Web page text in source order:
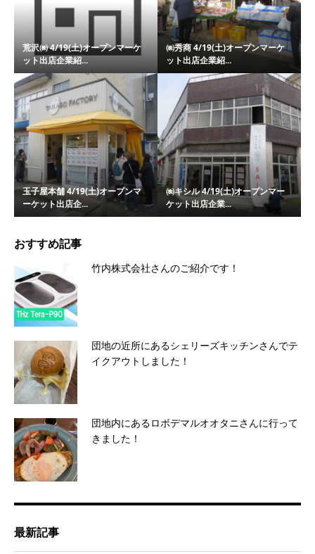
荒沢㈱ 4/19(土)オープンマーケ
ット出店企業紹...
㈱秀商 4/19(土)オープンマーケ
ット出店企業紹...
玉子屋本舗 4/19(土)オープンマ
ーケット出店企...
㈱キシル 4/19(土)オープンマー
ケット出店企業...
おすすめ記事
竹内株式会社さんのご紹介です！
団地の近所にあるシェリーズキッチンさんでテ
イクアウトしました！
団地内にあるロボデマルオオタニさんに行って
きました！
最新記事